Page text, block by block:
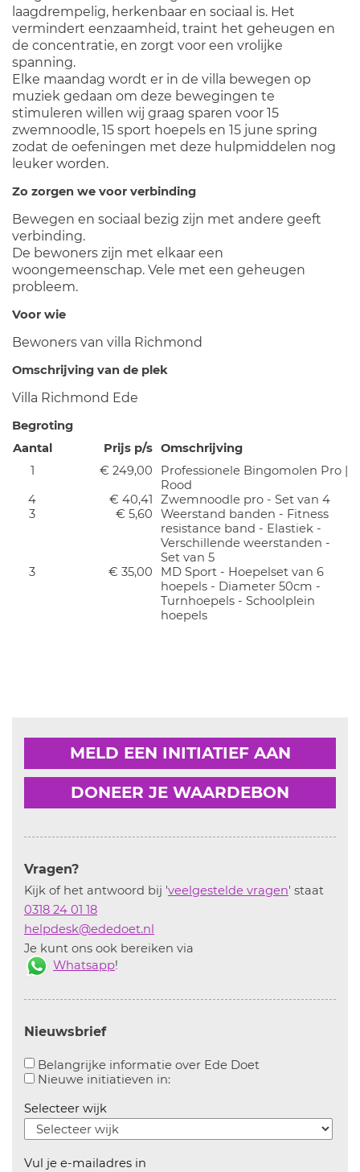
laagdrempelig, herkenbaar en sociaal is. Het
vermindert eenzaamheid, traint het geheugen en
de concentratie, en zorgt voor een vrolijke
spanning.
Elke maandag wordt er in de villa bewegen op
muziek gedaan om deze bewegingen te
stimuleren willen wij graag sparen voor 15
zwemnoodle, 15 sport hoepels en 15 june spring
zodat de oefeningen met deze hulpmiddelen nog
leuker worden.
Zo zorgen we voor verbinding
Bewegen en sociaal bezig zijn met andere geeft
verbinding.
De bewoners zijn met elkaar een
woongemeenschap. Vele met een geheugen
probleem.
Voor wie
Bewoners van villa Richmond
Omschrijving van de plek
Villa Richmond Ede
Begroting
Aantal
Prijs p/s Omschrijving
1
€ 249,00
Professionele Bingomolen Pro |
Rood
4
€ 40,41
Zwemnoodle pro - Set van 4
3
€ 5,60
Weerstand banden - Fitness
resistance band - Elastiek -
Verschillende weerstanden -
Set van 5
3
€ 35,00
MD Sport - Hoepelset van 6
hoepels - Diameter 50cm -
Turnhoepels - Schoolplein
hoepels
MELD EEN INITIATIEF AAN
DONEER JE WAARDEBON
Vragen?
Kijk of het antwoord bij 'veelgestelde vragen' staat
0318 24 01 18
helpdesk@ededoet.nl
Je kunt ons ook bereiken via
Whatsapp!
Nieuwsbrief
Belangrijke informatie over Ede Doet
Nieuwe initiatieven in:Aanvinken om informatie over
Selecteer wijk
Vul je e-mailadres in